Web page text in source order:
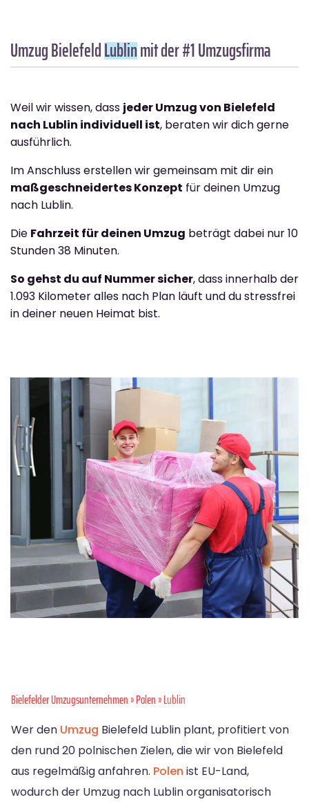
Umzug BielefeldLublinmit der #1 Umzugsfirma
Weil wir wissen, dass jeder Umzug von Bielefeld
nach Lublin individuell ist, beraten wir dich gerne
ausführlich.
Im Anschluss erstellen wir gemeinsam mit dir ein
maßgeschneidertes Konzept für deinen Umzug
nach Lublin.
Die Fahrzeit für deinen Umzug beträgt dabei nur 10
Stunden 38 Minuten.
So gehst du auf Nummer sicher, dass innerhalb der
1.093 Kilometer alles nach Plan läuft und du stressfrei
in deiner neuen Heimat bist.
Bielefelder Umzugsunternehmen»Polen» Lublin
Wer den Umzug Bielefeld Lublin plant, profitiert von
den rund 20 polnischen Zielen, die wir von Bielefeld
aus regelmäßig anfahren. Polen ist EU-Land,
wodurch der Umzug nach Lublin organisatorisch